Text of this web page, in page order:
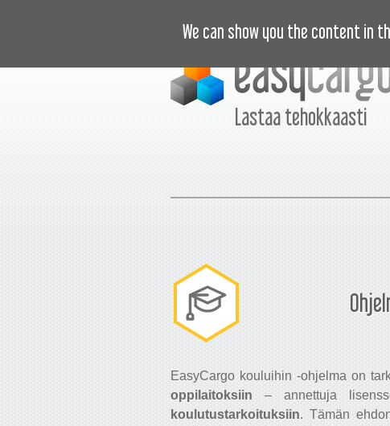
We can show you the content in
Lastaa tehokkaasti
EasyCargo kouluihin -ohjelma on
oppilaitoksiin – annettuja
koulutustarkoituksiin. Tämän